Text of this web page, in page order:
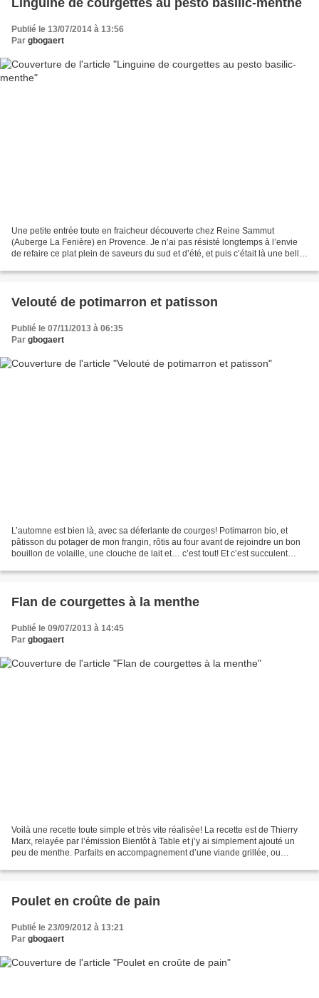
Publié le 13/07/2014 à 13:56
Par gbogaert
Une petite entrée toute en fraicheur découverte chez Reine Sammut
(Auberge La Fenière) en Provence. Je n’ai pas résisté longtemps à l’envie
de refaire ce plat plein de saveurs du sud et d’été, et puis c’était là une belle
Velouté de potimarron et patisson
Publié le 07/11/2013 à 06:35
Par gbogaert
L’automne est bien là, avec sa déferlante de courges! Potimarron bio, et
pâtisson du potager de mon frangin, rôtis au four avant de rejoindre un bon
bouillon de volaille, une clouche de lait et… c’est tout! Et c’est succulent
Flan de courgettes à la menthe
Publié le 09/07/2013 à 14:45
Par gbogaert
Voilà une recette toute simple et très vite réalisée! La recette est de Thierry
Marx, relayée par l’émission Bientôt à Table et j’y ai simplement ajouté un
peu de menthe. Parfaits en accompagnement d’une viande grillée, ou
Poulet en croûte de pain
Publié le 23/09/2012 à 13:21
Par gbogaert